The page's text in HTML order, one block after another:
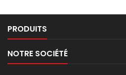
PRODUITS
NOTRE SOCIÉTÉ